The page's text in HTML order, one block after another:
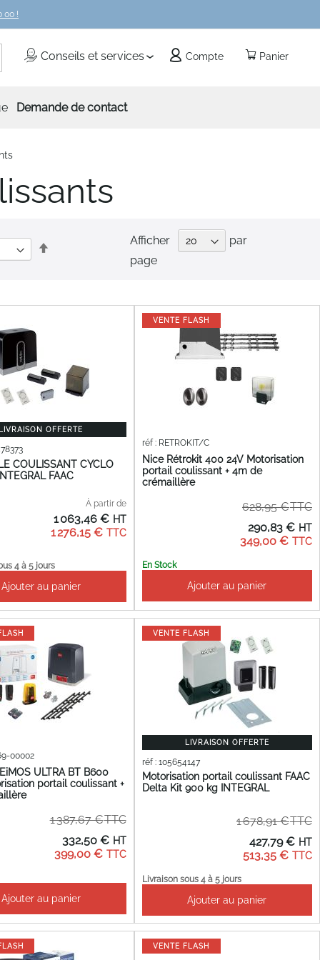
00 !
Panier
Conseils et services Compte
Demande de contact
Afficher
par
page
OFFERTE
COULISSANT CYCLO
FAAC
À partir de
1 276,15 €
1 063,46 €
4 à 5 jours
Ajouter au panier
VENTE FLASH
Nice Rétrokit 400 24V Motorisation
portail coulissant + 4m de
crémaillère
réf : RETROKIT/C
Spécial
349,00 €
290,83 €
628,95 €
En Stock
Ajouter au panier
ULTRA BT B600
portail coulissant +
00002
Spécial
399,00 €
332,50 €
1 387,67 €
Ajouter au panier
VENTE FLASH
LIVRAISON OFFERTE
Motorisation portail coulissant FAAC
Delta Kit 900 kg INTEGRAL
réf : 105654147
Spécial
513,35 €
427,79 €
1 678,91 €
Livraison sous 4 à 5 jours
Ajouter au panier
VENTE FLASH